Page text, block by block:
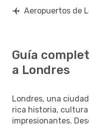
Aeropuertos de
Guía
a Londres
Londres, una
rica historia,
impresionantes.